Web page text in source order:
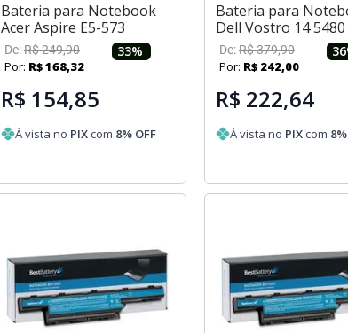
Bateria para Notebook
Acer Aspire E5-573
De:R$249,90 33%
Por: R$168,32
R$ 154,85
À vista no PIXcom 8% OFF
Bateria para
Dell Vostro 14 5480
De:R$379,90 36
Por: R$ 242,00
R$ 222,64
À vista no PIXcom 8